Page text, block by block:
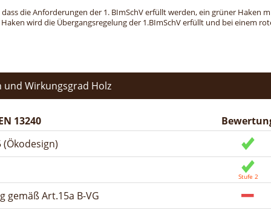
die Anforderungen der 1. BImSchV erfüllt werden, ein grüner Haken
wird die Übergangsregelung der 1.BImSchV erfüllt und bei einem
Wirkungsgrad Holz
13240
(Ökodesign)
gemäß Art.15a B-VG